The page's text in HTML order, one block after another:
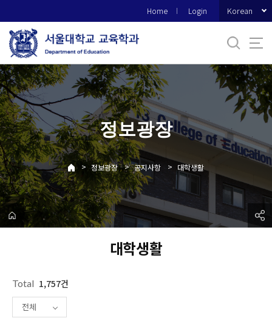
로
메
뉴
Home Login Korean
정보광장
> 정보광장 > 공지사항 > 대학생활
대학생활
Total 1,757건
전체